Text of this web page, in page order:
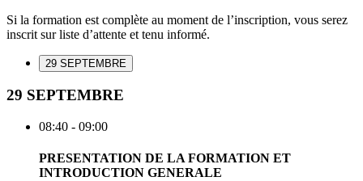
Si la formation est complète au moment de l’inscription, vous serez
inscrit sur liste d’attente et tenu informé.
29 SEPTEMBRE
29 SEPTEMBRE
08:40 - 09:00
PRESENTATION DE LA FORMATION ET
INTRODUCTION GENERALE